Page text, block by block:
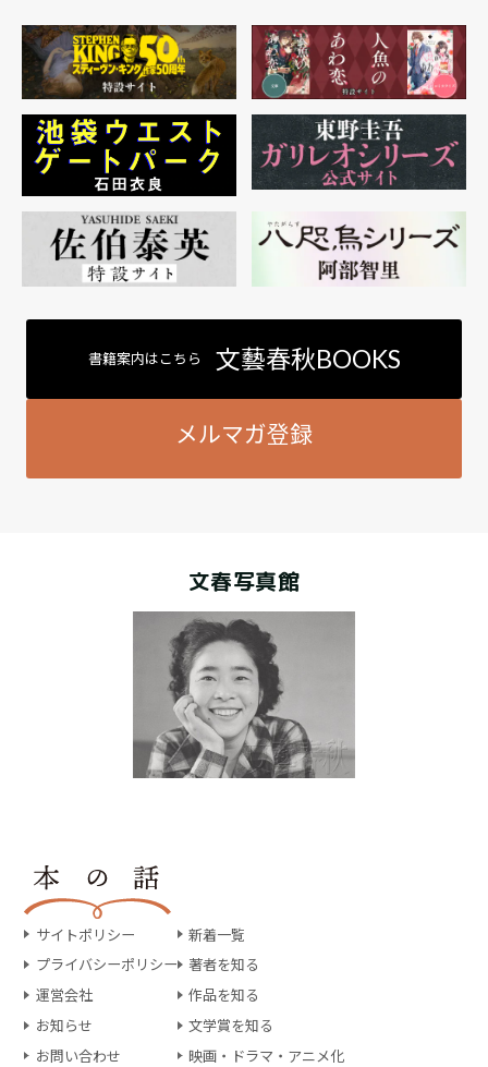
書籍案内はこちら 文藝春秋BOOKS
メルマガ登録
文春写真館
サイトポリシー
プライバシーポリシー
運営会社
お知らせ
お問い合わせ
新着一覧
著者を知る
作品を知る
文学賞を知る
映画・ドラマ・アニメ化